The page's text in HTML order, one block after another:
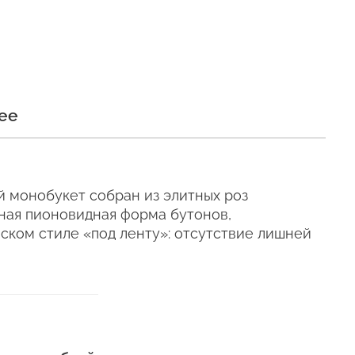
монобукет собран из элитных роз
пионовидная форма бутонов,
стиле «под ленту»: отсутствие лишней
свежесть как
сумках).